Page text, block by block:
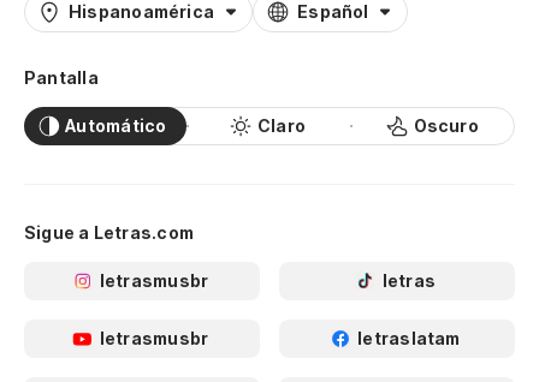
Hispanoamérica Español
Pantalla
Automático Claro Oscuro
Sigue a Letras.com
letrasmusbr letras
letrasmusbr letraslatam